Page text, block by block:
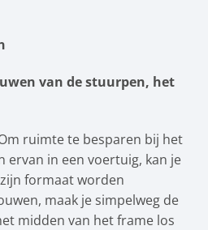
van de stuurpen, het
ruimte te besparen bij het
ervan in een voertuig, kan je
formaat worden
maak je simpelweg de
midden van het frame los